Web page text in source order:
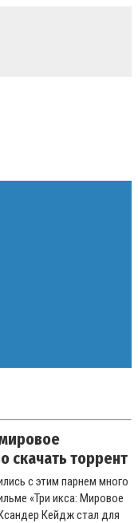
скачать торрент
с этим парнем много
«Три икса: Мировое
Кейдж стал для